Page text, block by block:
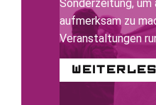
Sonderzeitung,
aufmerksam zu
Veranstaltungen